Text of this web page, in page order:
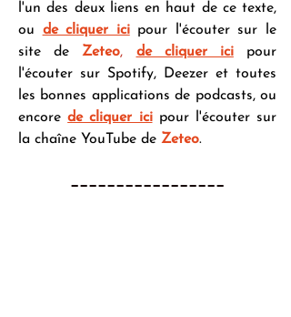
l'un des deux liens en haut de ce texte,
ou de cliquer ici pour l'écouter sur le
site de Zeteo, de cliquer ici pour
l'écouter sur Spotify, Deezer et toutes
les bonnes applications de podcasts, ou
encore de cliquer ici pour l'écouter sur
la chaîne YouTube de Zeteo.
_________________